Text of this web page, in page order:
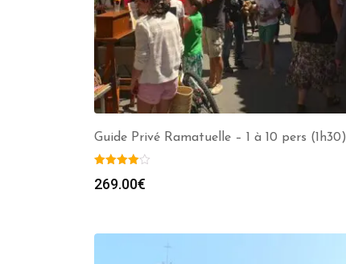
Guide Privé Ramatuelle – 1 à 10 pers (1h30)
269.00€